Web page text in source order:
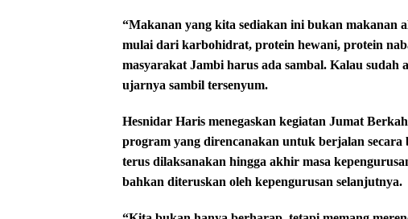
“Makanan yang kita sediakan ini bukan makanan
mulai dari karbohidrat, protein hewani, protein
masyarakat Jambi harus ada sambal. Kalau sudah
ujarnya sambil tersenyum.
Hesnidar Haris menegaskan kegiatan Jumat
program yang direncanakan untuk berjalan
terus dilaksanakan hingga akhir masa
bahkan diteruskan oleh kepengurusan selanjutnya.